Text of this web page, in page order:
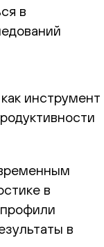
в
инструмент
в
в